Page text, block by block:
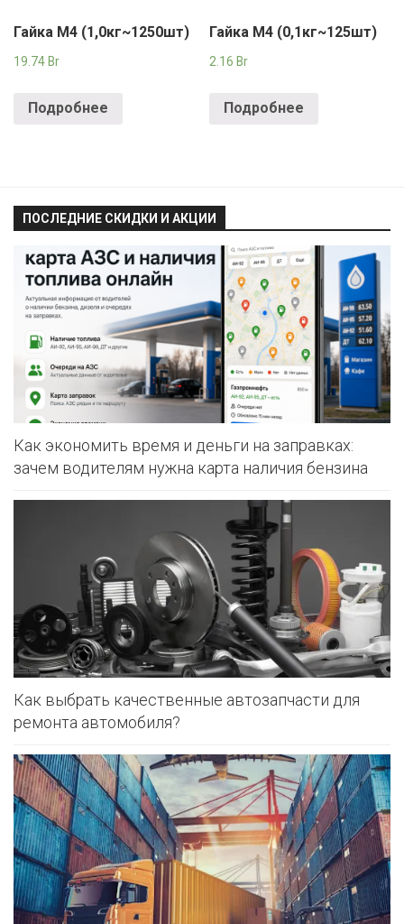
Гайка М4 (1,0кг~1250шт)
19.74 Br
Подробнее
Гайка М4 (0,1кг~125шт)
2.16 Br
Подробнее
ПОСЛЕДНИЕ СКИДКИ И АКЦИИ
Как экономить время и деньги на заправках:
зачем водителям нужна карта наличия бензина
Как выбрать качественные автозапчасти для
ремонта автомобиля?